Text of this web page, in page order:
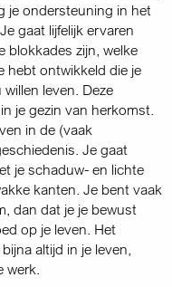
je ondersteuning in het
gaat lijfelijk ervaren
blokkades zijn, welke
hebt ontwikkeld die je
leven. Deze
je gezin van herkomst.
in de (vaak
Je gaat
je schaduw- en lichte
kanten. Je bent vaak
dan dat je je bewust
op je leven. Het
altijd in je leven,
werk.